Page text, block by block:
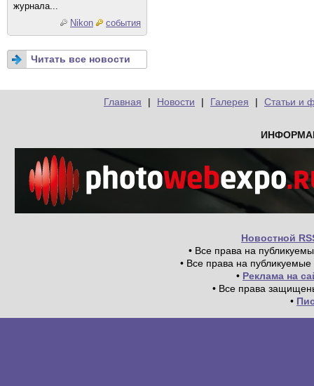
журнала...
Nikon
события
Читать все новости
Главная | Новости | Галерея | Статьи и
Новостной
• Все права на
• Все права на
• Реклама на
• Все права
•